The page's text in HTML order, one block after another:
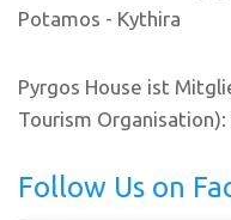
Potamos - Kythira
Pyrgos House ist
Tourism
Follow Us on